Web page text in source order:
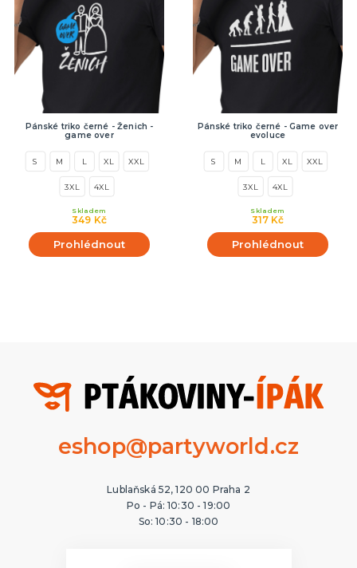
Pánské triko černé - Ženich -
game over
S M L XL XXL
3XL 4XL
349 Kč
Skladem
Prohlédnout
Pánské triko černé - Game over
evoluce
S M L XL XXL
3XL 4XL
317 Kč
Skladem
Prohlédnout
eshop@partyworld.cz
Lublaňská 52, 120 00 Praha 2
Po - Pá: 10:30 - 19:00
So: 10:30 - 18:00